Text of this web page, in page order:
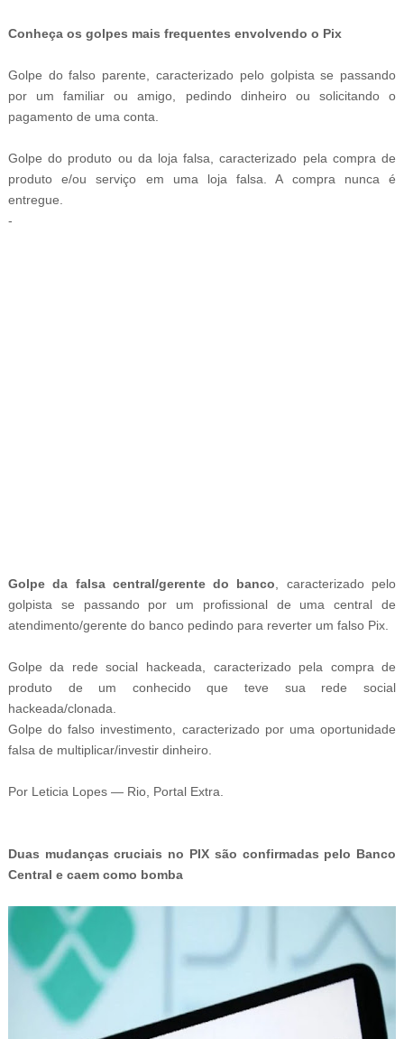
Conheça os golpes mais frequentes envolvendo o Pix
Golpe do falso parente, caracterizado pelo golpista se passando
por um familiar ou amigo, pedindo dinheiro ou solicitando o
pagamento de uma conta.
Golpe do produto ou da loja falsa, caracterizado pela compra de
produto e/ou serviço em uma loja falsa. A compra nunca é
entregue.
-
Golpe da falsa central/gerente do banco , caracterizado pelo
golpista se passando por um profissional de uma central de
atendimento/gerente do banco pedindo para reverter um falso Pix.
Golpe da rede social hackeada, caracterizado pela compra de
produto de um conhecido que teve sua rede social
hackeada/clonada.
Golpe do falso investimento, caracterizado por uma oportunidade
falsa de multiplicar/investir dinheiro.
Por Leticia Lopes — Rio, Portal Extra.
Duas mudanças cruciais no PIX são confirmadas pelo Banco
Central e caem como bomba